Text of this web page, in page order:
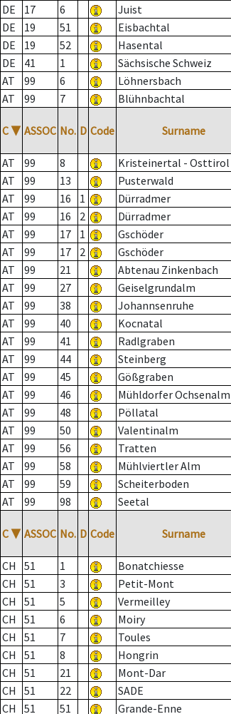
DE 17 6 Juist
DE
19 51 Eisbachtal
DE
19 52 Hasental
DE
41 1 Sächsische Schweiz
AT
99 6 Löhnersbach
AT
99 7 Blühnbachtal
C ▼ ASSOC No. D Code Surname
AT
99 8 Kristeinertal - Osttirol
AT
99 13 Pusterwald
AT
99 16 1 Dürradmer
AT
99 16 2 Dürradmer
AT
99 17 1 Gschöder
AT
99 17 2 Gschöder
AT
99 21 Abtenau Zinkenbach
AT
99 27 Geiselgrundalm
AT
99 38 Johannsenruhe
AT
99 40 Kocnatal
AT
99 41 Radlgraben
AT
99 44 Steinberg
AT
99 45 Gößgraben
AT
99 46 Mühldorfer Ochsenalm
AT
99 48 Pöllatal
AT
99 50 Valentinalm
AT
99 56 Tratten
AT
99 58 Mühlviertler Alm
AT
99 59 Scheiterboden
AT
99 98 Seetal
C ▼ ASSOC No. D Code Surname
CH
51 1 Bonatchiesse
CH
51 3 Petit-Mont
CH
51 5 Vermeilley
CH
51 6 Moiry
CH
51 7 Toules
CH
51 8 Hongrin
CH
51 21 Mont-Dar
CH
51 22 SADE
CH
51 51 Grande-Enne